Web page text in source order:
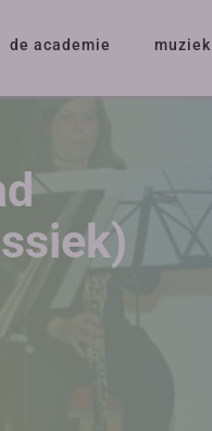
de academie muziek